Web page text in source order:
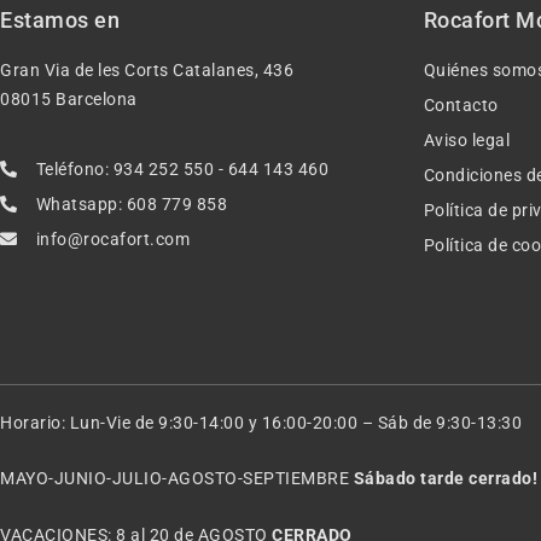
Estamos en
Gran Via de les Corts Catalanes, 436
08015 Barcelona
Teléfono: 934 252 550 - 644 143 460
Whatsapp: 608 779 858
info@rocafort.com
Rocafort
Quiénes
Contacto
Aviso legal
Condiciones
Política de
Política de
Horario: Lun-Vie de 9:30-14:00 y 16:00-20:00 – Sáb de 9:30-13:30
MAYO-JUNIO-JULIO-AGOSTO-SEPTIEMBRE Sábado tarde cerrado!
VACACIONES: 8 al 20 de AGOSTO CERRADO